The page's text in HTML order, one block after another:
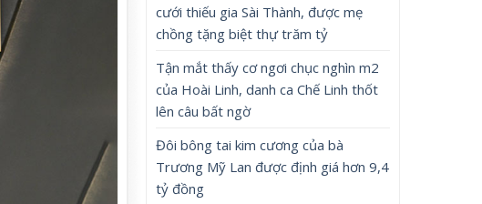
cưới thiếu gia Sài Thành, được mẹ
chồng tặng biệt thự trăm tỷ
Tận mắt thấy cơ ngơi chục nghìn m2
của Hoài Linh, danh ca Chế Linh thốt
lên câu bất ngờ
Đôi bông tai kim cương của bà
Trương Mỹ Lan được định giá hơn 9,4
tỷ đồng